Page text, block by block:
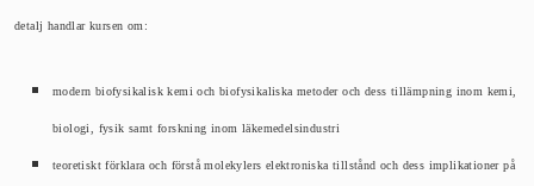
detalj handlar kursen om:
modern biofysikalisk kemi och biofysikaliska metoder och dess tillämpning inom kemi,
biologi, fysik samt forskning inom läkemedelsindustri
teoretiskt förklara och förstå molekylers elektroniska tillstånd och dess implikationer på